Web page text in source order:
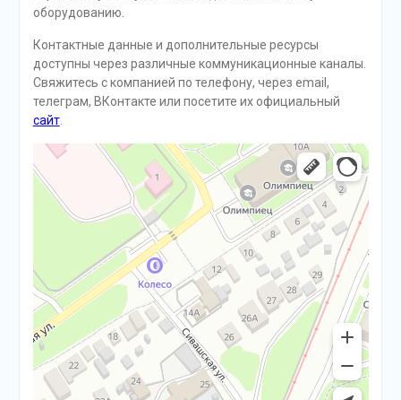
оборудованию.
Контактные данные и дополнительные ресурсы
доступны через различные коммуникационные каналы.
Свяжитесь с компанией по телефону, через email,
телеграм, ВКонтакте или посетите их официальный
сайт.